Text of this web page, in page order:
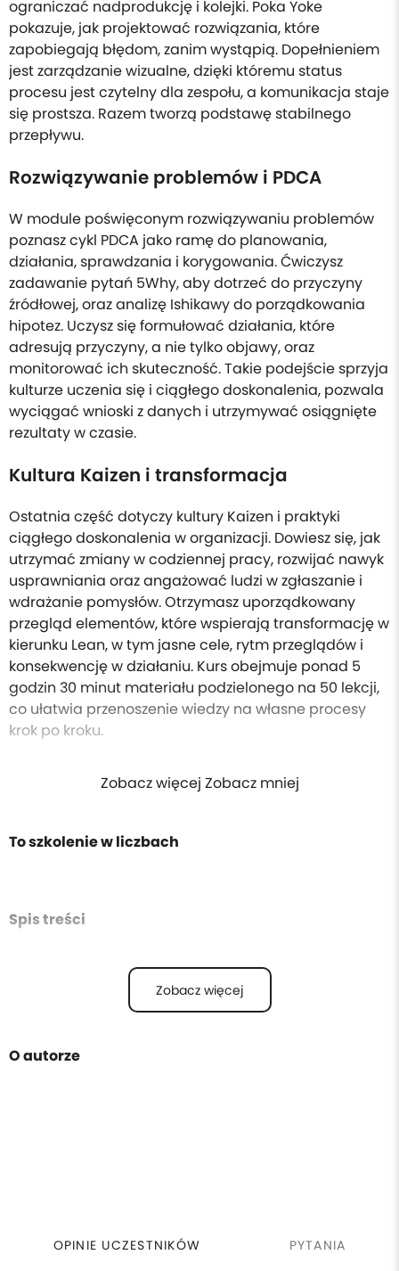
ograniczać nadprodukcję i kolejki. Poka Yoke
pokazuje, jak projektować rozwiązania, które
zapobiegają błędom, zanim wystąpią. Dopełnieniem
jest zarządzanie wizualne, dzięki któremu status
procesu jest czytelny dla zespołu, a komunikacja staje
się prostsza. Razem tworzą podstawę stabilnego
przepływu.
Rozwiązywanie problemów i PDCA
W module poświęconym rozwiązywaniu problemów
poznasz cykl PDCA jako ramę do planowania,
działania, sprawdzania i korygowania. Ćwiczysz
zadawanie pytań 5Why, aby dotrzeć do przyczyny
źródłowej, oraz analizę Ishikawy do porządkowania
hipotez. Uczysz się formułować działania, które
adresują przyczyny, a nie tylko objawy, oraz
monitorować ich skuteczność. Takie podejście sprzyja
kulturze uczenia się i ciągłego doskonalenia, pozwala
wyciągać wnioski z danych i utrzymywać osiągnięte
rezultaty w czasie.
Kultura Kaizen i transformacja
Ostatnia część dotyczy kultury Kaizen i praktyki
ciągłego doskonalenia w organizacji. Dowiesz się, jak
utrzymać zmiany w codziennej pracy, rozwijać nawyk
usprawniania oraz angażować ludzi w zgłaszanie i
wdrażanie pomysłów. Otrzymasz uporządkowany
przegląd elementów, które wspierają transformację w
kierunku Lean, w tym jasne cele, rytm przeglądów i
konsekwencję w działaniu. Kurs obejmuje ponad 5
godzin 30 minut materiału podzielonego na 50 lekcji,
co ułatwia przenoszenie wiedzy na własne procesy
krok po kroku.
Zobacz więcej Zobacz mniej
To szkolenie w liczbach
Spis treści
Zobacz więcej
O autorze
OPINIE UCZESTNIKÓW PYTANIA